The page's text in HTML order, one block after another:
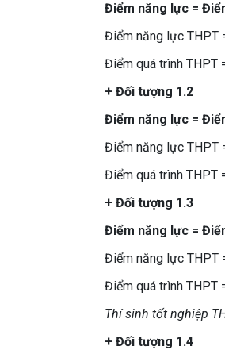
Điểm năng lực =
Điểm năng lực THPT
Điểm quá trình THPT
+ Đối tượng 1.2
Điểm năng lực =
Điểm năng lực THPT
Điểm quá trình THPT
+ Đối tượng 1.3
Điểm năng lực =
Điểm năng lực THPT
Điểm quá trình THPT
Thí sinh tốt nghiệp
+ Đối tượng 1.4